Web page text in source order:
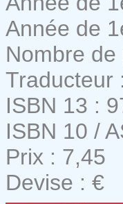
Année de
Nombre
Traducteur
ISBN 13 :
ISBN 10 /
Prix : 7,45
Devise : €